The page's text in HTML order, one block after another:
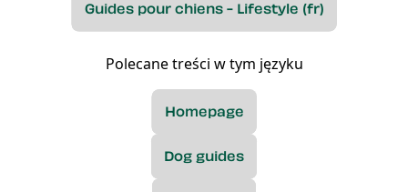
Guides pour chiens - Lifestyle (fr)
Polecane treści w tym języku
Homepage
Dog guides